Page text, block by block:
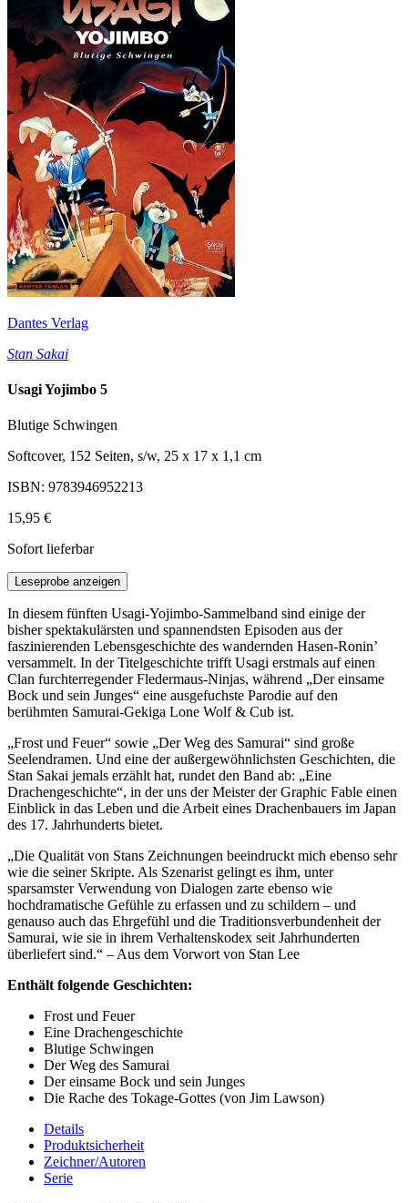
Dantes Verlag
Stan Sakai
Usagi Yojimbo 5
Blutige Schwingen
Softcover, 152 Seiten, s/w, 25 x 17 x 1,1 cm
ISBN: 9783946952213
15,95 €
Sofort lieferbar
Leseprobe anzeigen
In diesem fünften Usagi-Yojimbo-Sammelband sind einige der
bisher spektakulärsten und spannendsten Episoden aus der
faszinierenden Lebensgeschichte des wandernden Hasen-Ronin’
versammelt. In der Titelgeschichte trifft Usagi erstmals auf einen
Clan furchterregender Fledermaus-Ninjas, während „Der einsame
Bock und sein Junges“ eine ausgefuchste Parodie auf den
berühmten Samurai-Gekiga Lone Wolf & Cub ist.
„Frost und Feuer“ sowie „Der Weg des Samurai“ sind große
Seelendramen. Und eine der außergewöhnlichsten Geschichten, die
Stan Sakai jemals erzählt hat, rundet den Band ab: „Eine
Drachengeschichte“, in der uns der Meister der Graphic Fable einen
Einblick in das Leben und die Arbeit eines Drachenbauers im Japan
des 17. Jahrhunderts bietet.
„Die Qualität von Stans Zeichnungen beeindruckt mich ebenso sehr
wie die seiner Skripte. Als Szenarist gelingt es ihm, unter
sparsamster Verwendung von Dialogen zarte ebenso wie
hochdramatische Gefühle zu erfassen und zu schildern – und
genauso auch das Ehrgefühl und die Traditionsverbundenheit der
Samurai, wie sie in ihrem Verhaltenskodex seit Jahrhunderten
überliefert sind.“ – Aus dem Vorwort von Stan Lee
Enthält folgende Geschichten:
Frost und Feuer
Eine Drachengeschichte
Blutige Schwingen
Der Weg des Samurai
Der einsame Bock und sein Junges
Die Rache des Tokage-Gottes (von Jim Lawson)
Details
Produktsicherheit
Zeichner/Autoren
Serie